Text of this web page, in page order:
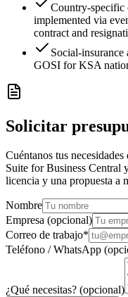
Country-specific
implemented via
contract and
Social-
GOSI for KSA
Solicitar
Cuéntanos tus
Suite for Business Central
licencia y una propuesta a
Nombre
Empresa (opcional)
Correo de trabajo*
Teléfono / WhatsApp
¿Qué necesitas? (opcional)